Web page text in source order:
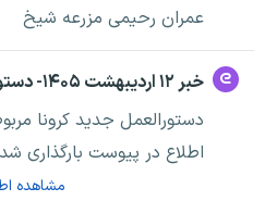
عمران رحیمی مزرعه شیخ
خبر ۱۲ اردیبهشت ۱۴۰۵- دستورالعمل کرونا سال ۱۴۰۵
اطلاع در پیوست بارگذاری
مشاهده